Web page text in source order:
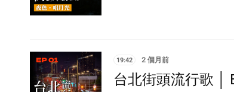
19:42 2 個月前
台北街頭流行歌 │